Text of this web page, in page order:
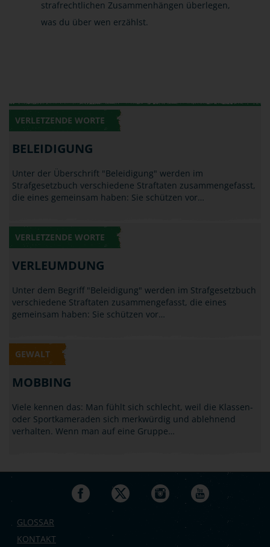
strafrechtlichen Zusammenhängen überlegen,
was du über wen erzählst.
VERLETZENDE WORTE
BELEIDIGUNG
Unter der Überschrift "Beleidigung" werden im
Strafgesetzbuch verschiedene Straftaten zusammengefasst,
die eines gemeinsam haben: Sie schützen vor…
VERLETZENDE WORTE
VERLEUMDUNG
Unter dem Begriff "Beleidigung" werden im Strafgesetzbuch
verschiedene Straftaten zusammengefasst, die eines
gemeinsam haben: Sie schützen vor…
GEWALT
MOBBING
Viele kennen das: Man fühlt sich schlecht, weil die Klassen-
oder Sportkameraden sich merkwürdig und ablehnend
verhalten. Wenn man auf eine Gruppe…
GLOSSAR
KONTAKT